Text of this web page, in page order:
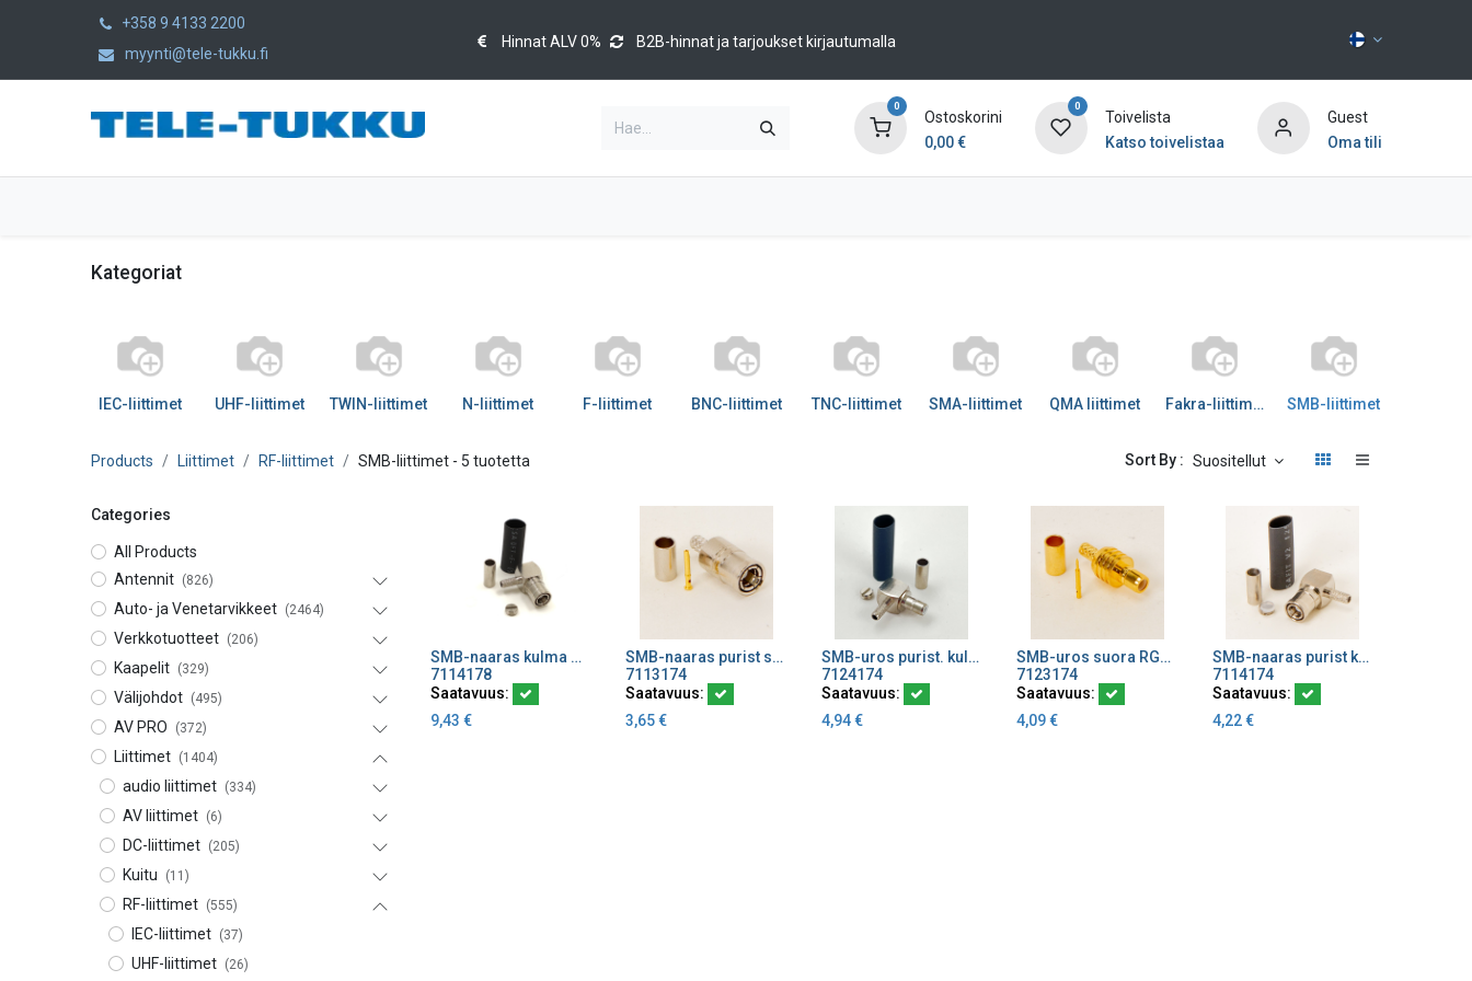
+358 9 4133 2200
myynti@tele-tukku.fi
Hinnat ALV 0% B2B-hinnat ja tarjoukset kirjautumalla
0
Ostoskorini
0,00€
0
Toivelista
Katso toivelistaa
Guest
Oma tili
Kategoriat
IEC-liittimet UHF-liittimet TWIN-liittimet N-liittimet F-liittimet BNC-liittimet TNC-liittimet SMA-liittimet QMA liittimet Fakra-liittimet SMB-liittimet
Products Liittimet RF-liittimet SMB-liittimet- 5 tuotetta Sort By : Suositellut
Categories
All Products
Antennit
(826)
Auto- ja Venetarvikkeet (2464)
Verkkotuotteet (206)
Kaapelit (329)
Välijohdot (495)
AV PRO (372)
Liittimet (1404)
audio liittimet (334)
AV liittimet (6)
DC-liittimet (205)
Kuitu (11)
RF-liittimet (555)
IEC-liittimet (37)
UHF-liittimet (26)
Lisää ostoskoriinSMB-naaras kulma RG178/196
7114178
Saatavuus:
9,43 €
Lisää ostoskoriinSMB-naaras purist suora RG174/316
7113174
Saatavuus:
3,65€
Lisää ostoskoriin SMB-uros purist. kulma RG174/ 316 SMB1112A1
7124174
Saatavuus:
4,94€
Lisää ostoskoriinSMB-uros suora RG174/316
7123174
Saatavuus:
4,09€
Lisää ostoskoriinSMB-naaras purist kulma RG174/316
7114174
Saatavuus:
4,22€